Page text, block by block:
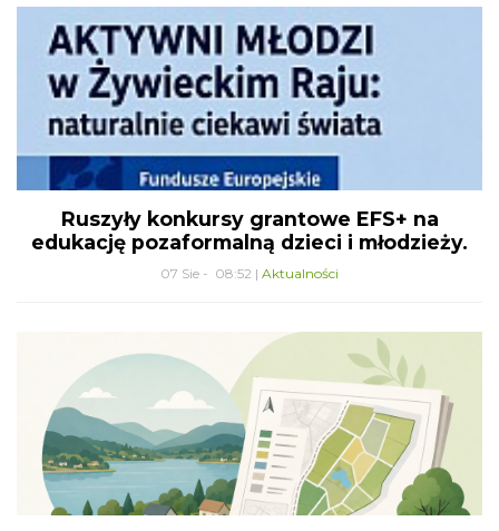
Ruszyły konkursy grantowe EFS+ na
edukację pozaformalną dzieci i młodzieży.
07 Sie - 08:52 | Aktualności